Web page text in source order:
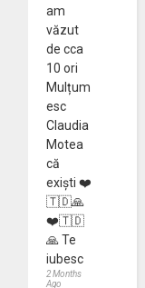
am
văzut
de cca
10 ori
Mulțum
esc
Claudia
Motea
că
exiști ❤️
🇹🇩🙏
❤️🇹🇩
🙏 Te
iubesc
2 Months
Ago